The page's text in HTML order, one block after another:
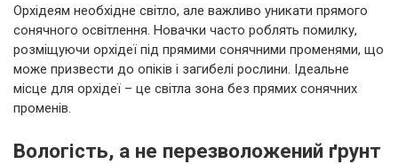
Орхідеям необхідне світло, але важливо уникати прямого
сонячного освітлення. Новачки часто роблять помилку,
розміщуючи орхідеї під прямими сонячними променями, що
може призвести до опіків і загибелі рослини. Ідеальне
місце для орхідеї – це світла зона без прямих сонячних
променів.
Вологість, а не перезволожений ґрунт